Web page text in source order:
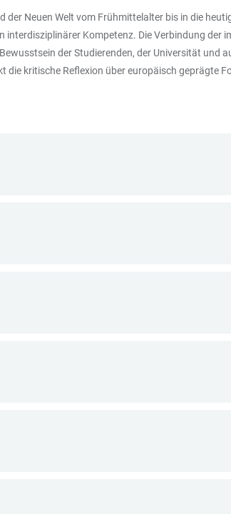
Neuen Welt vom Frühmittelalter bis in die
Kompetenz. Die Verbindung der
der Studierenden, der Universität und
kritische Reflexion über europäisch geprägte